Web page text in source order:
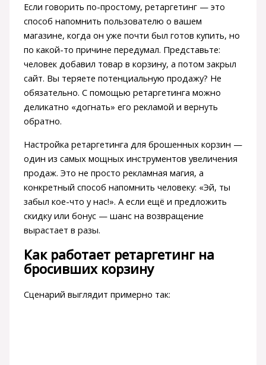
Если говорить по-простому, ретаргетинг — это
способ напомнить пользователю о вашем
магазине, когда он уже почти был готов купить, но
по какой-то причине передумал. Представьте:
человек добавил товар в корзину, а потом закрыл
сайт. Вы теряете потенциальную продажу? Не
обязательно. С помощью ретаргетинга можно
деликатно «догнать» его рекламой и вернуть
обратно.
Настройка ретаргетинга для брошенных корзин —
один из самых мощных инструментов увеличения
продаж. Это не просто рекламная магия, а
конкретный способ напомнить человеку: «Эй, ты
забыл кое-что у нас!». А если ещё и предложить
скидку или бонус — шанс на возвращение
вырастает в разы.
Как работает ретаргетинг на
бросивших корзину
Сценарий выглядит примерно так: